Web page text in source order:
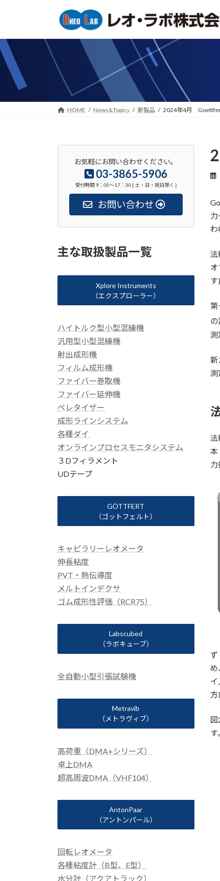
ン
ツ
へ
ッ
ー
シ
ョ
移
HOME News&Topics 新製品 2024年4月
わ
法
す)
第
測
新
測
法
本
ず
方
す
お気軽にお問い合わせください。
03-3865-5906
受付時間 9：00〜17：30 [ 土・日・祝日除く ]
お問い合わせ
主な取扱製品一覧
Xplore Instruments
（エクスプローラー）
ハイトルク型小型混練機
汎用型小型混練機
射出成形機
フィルム成形機
ファイバー巻取機
ファイバー延伸機
ペレタイザー
成形ラインシステム
各種ダイ
オンラインプロセスモニタシステム
３Dフィラメント
UDテープ
GÖTTFERT
（ゴットフェルト）
キャピラリーレオメータ
伸長粘度
PVT・熱伝導度
メルトインデクサ
ゴム成形性評価（RCR75）
Labscubed
（ラボキューブ）
全自動小型引張試験機
Metravib
（メトラヴィブ）
高荷重（DMA+シリーズ）
卓上DMA
超高周波DMA（VHF104）
AntonPaar
（アントンパール）
回転レオメータ
各種粘度計（B型、E型）
水分計（アクアトラック）